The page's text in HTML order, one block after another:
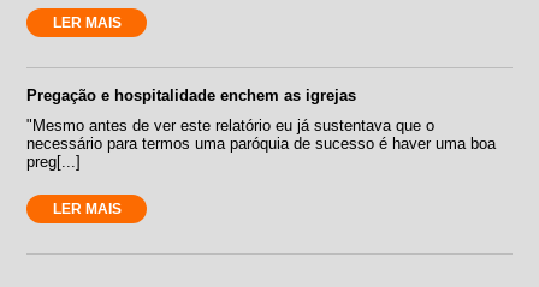
LER MAIS
Pregação e hospitalidade enchem as igrejas
"Mesmo antes de ver este relatório eu já sustentava que o
necessário para termos uma paróquia de sucesso é haver uma boa
preg[...]
LER MAIS